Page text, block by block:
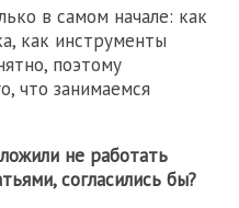
в самом начале: как
как инструменты
поэтому
что занимаемся
не работать
согласились бы?